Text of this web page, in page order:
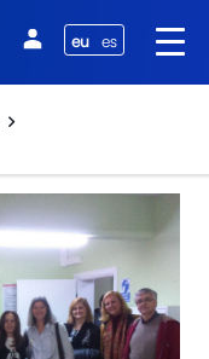
eu es